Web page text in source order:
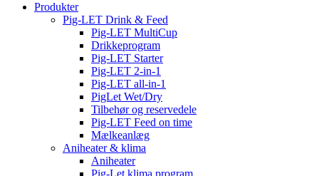
Produkter
Pig-LET Drink & Feed
Pig-LET MultiCup
Drikkeprogram
Pig-LET Starter
Pig-LET 2-in-1
Pig-LET all-in-1
PigLet Wet/Dry
Tilbehør og reservedele
Pig-LET Feed on time
Mælkeanlæg
Aniheater & klima
Aniheater
Pig-Let klima program